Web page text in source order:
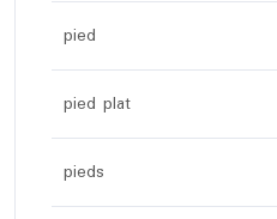
pied
pied plat
pieds